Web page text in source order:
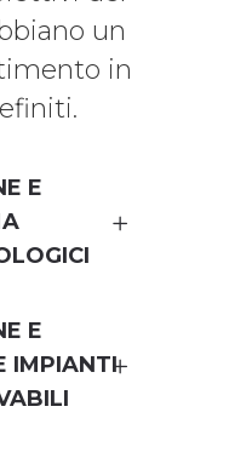
un
in
E
E
IMPIANTI